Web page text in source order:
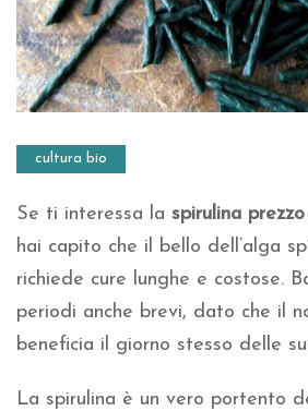
cultura bio
Se ti interessa la spirulina prezzo
hai capito che il bello dell’alga
richiede cure lunghe e costose.
periodi anche brevi, dato che il
beneficia il giorno stesso delle
La spirulina è un vero portento